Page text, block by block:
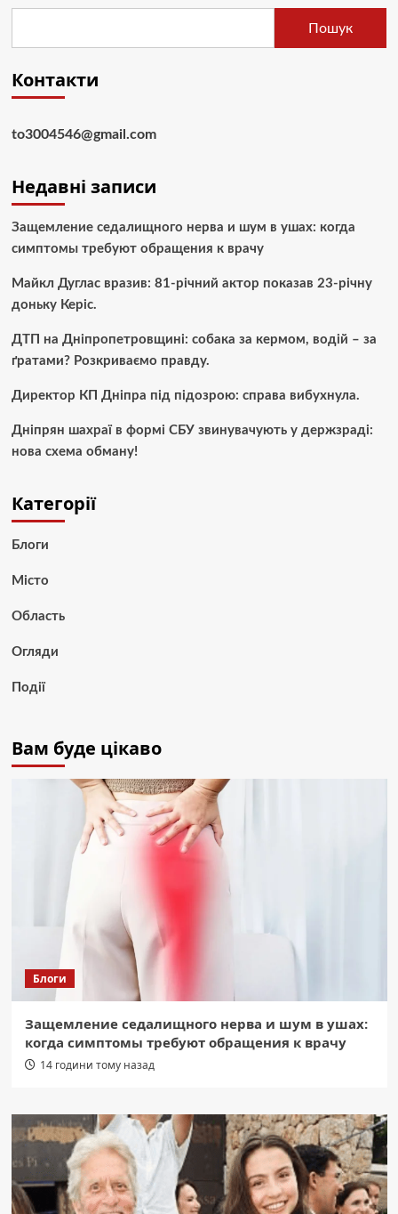
Пошук
Контакти
to3004546@gmail.com
Недавні записи
Защемление седалищного нерва и шум в ушах: когда
симптомы требуют обращения к врачу
Майкл Дуглас вразив: 81-річний актор показав 23-річну
доньку Керіс.
ДТП на Дніпропетровщині: собака за кермом, водій – за
ґратами? Розкриваємо правду.
Директор КП Дніпра під підозрою: справа вибухнула.
Дніпрян шахраї в формі СБУ звинувачують у держзраді:
нова схема обману!
Категорії
Блоги
Місто
Область
Огляди
Події
Вам буде цікаво
Блоги
Защемление седалищного нерва и шум в ушах:
когда симптомы требуют обращения к врачу
14 години тому назад